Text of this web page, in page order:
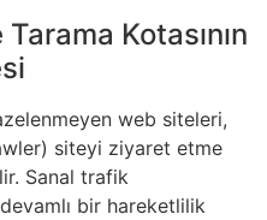
Kotasının
web siteleri,
siteyi ziyaret etme
Sanal trafik
bir hareketlilik